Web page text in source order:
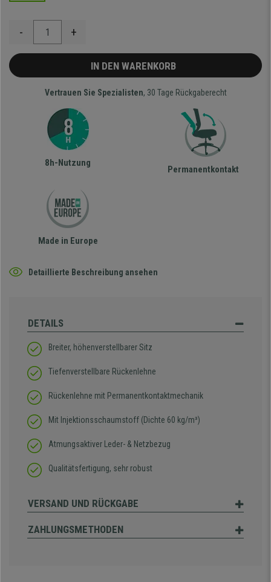
- +
IN DEN WARENKORB
Vertrauen Sie Spezialisten, 30 Tage Rückgaberecht
8h-Nutzung
Permanentkontakt
Made in Europe
Detaillierte Beschreibung ansehen
DETAILS
Breiter, höhenverstellbarer Sitz
Tiefenverstellbare Rückenlehne
Rückenlehne mit Permanentkontaktmechanik
Mit Injektionsschaumstoff (Dichte 60 kg/m³)
Atmungsaktiver Leder- & Netzbezug
Qualitätsfertigung, sehr robust
VERSAND UND RÜCKGABE
ZAHLUNGSMETHODEN